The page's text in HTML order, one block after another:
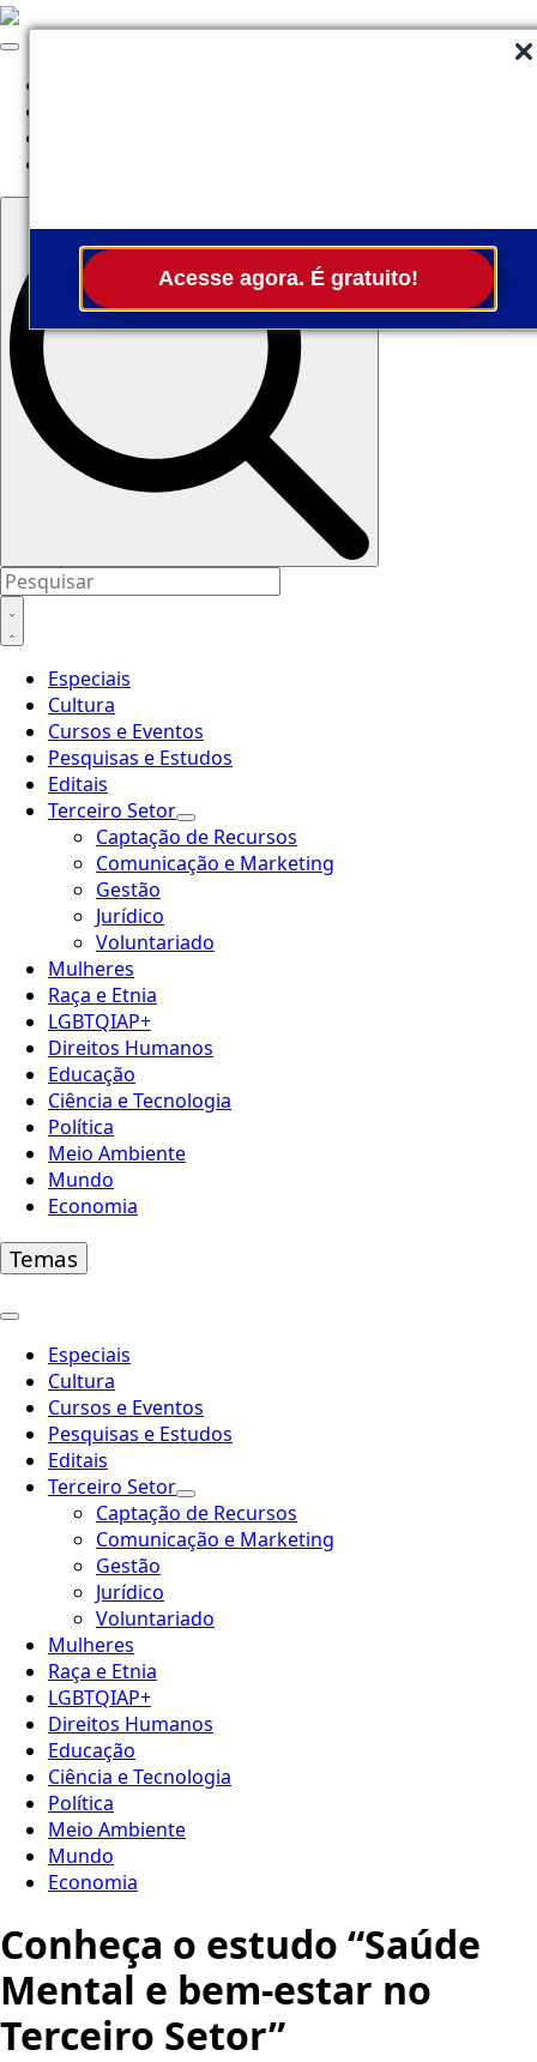
Acesse agora. É gratuito!
for:
Especiais
Cultura
Cursos e Eventos
Pesquisas e Estudos
Editais
Terceiro Setor
Captação de Recursos
Comunicação e Marketing
Gestão
Jurídico
Voluntariado
Mulheres
Raça e Etnia
LGBTQIAP+
Direitos Humanos
Educação
Ciência e Tecnologia
Política
Meio Ambiente
Mundo
Economia
Temas
Especiais
Cultura
Cursos e Eventos
Pesquisas e Estudos
Editais
Terceiro Setor
Captação de Recursos
Comunicação e Marketing
Gestão
Jurídico
Voluntariado
Mulheres
Raça e Etnia
LGBTQIAP+
Direitos Humanos
Educação
Ciência e Tecnologia
Política
Meio Ambiente
Mundo
Economia
Conheça o estudo “Saúde
Mental e bem-estar no
Terceiro Setor”